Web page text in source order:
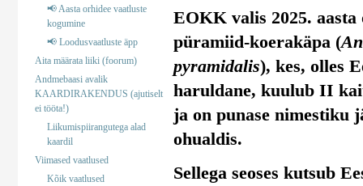
📢 Aasta orhidee vaatluste
kogumine
📢 Loodusvaatluste äpp
Aita määrata liiki (foorum)
Andmebaasi avalik
KAARDIRAKENDUS (ajutiselt
ei tööta!)
Liikumispiirangutega alad
kaardil
Viimased vaatlused
Kõik vaatlused
EOKK valis 2025. aasta
püramiid-koerakäpa (
pyramidalis), kes, olles
haruldane, kuulub II
ja on punase nimestiku
ohualdis.
Sellega seoses kutsub